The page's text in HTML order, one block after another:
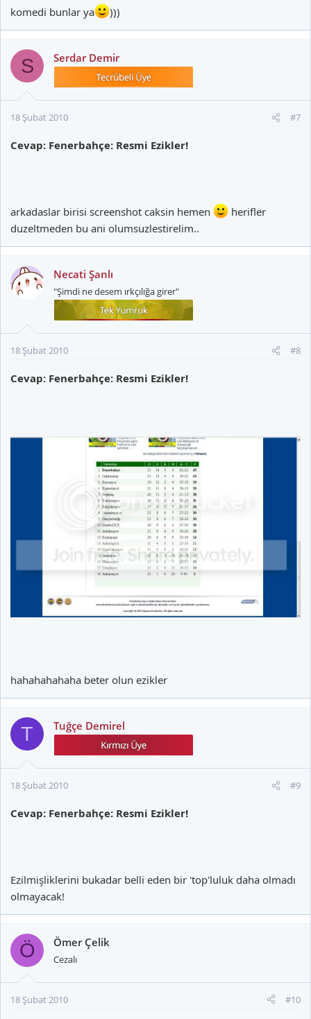
komedi bunlar ya )))
S Serdar Demir
18 Şubat 2010 #7
Cevap: Fenerbahçe: Resmi Ezikler!
arkadaslar birisi screenshot caksin hemen
herifler
duzeltmeden bu ani olumsuzlestirelim..
Necati Şanlı
"Şimdi ne desem ırkçılığa girer"
18 Şubat 2010 #8
Cevap: Fenerbahçe: Resmi Ezikler!
hahahahahaha beter olun ezikler
T Tuğçe Demirel
18 Şubat 2010 #9
Cevap: Fenerbahçe: Resmi Ezikler!
Ezilmişliklerini bukadar belli eden bir 'top'luluk daha olmadı
olmayacak!
Ö Ömer Çelik
Cezalı
18 Şubat 2010 #10